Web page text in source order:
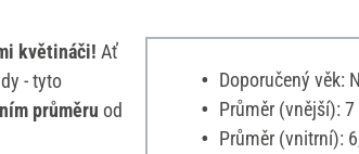
květináči! Ať
- tyto
průměru od
Doporučený věk:
Průměr (vnější): 7
Průměr (vnitrní):